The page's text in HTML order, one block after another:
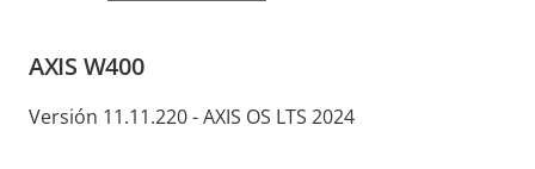
AXIS W400
Versión 11.11.220 - AXIS OS LTS 2024